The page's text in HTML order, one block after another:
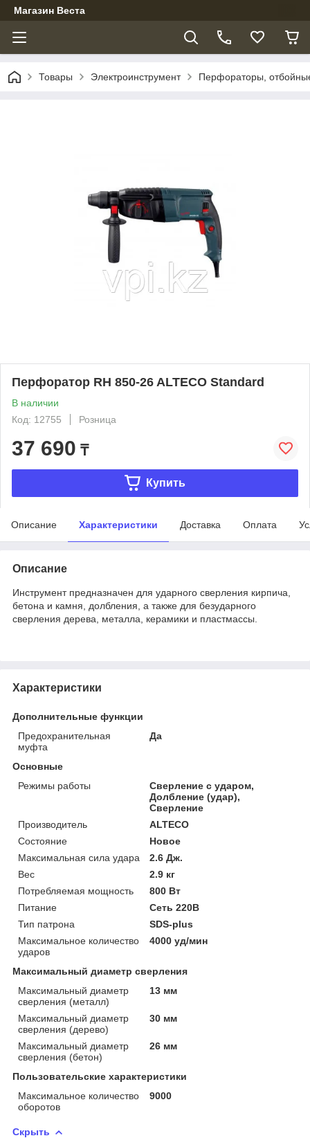
Магазин Веста
Товары Электроинструмент Перфораторы,
Перфоратор RH 850-26 ALTECO Standard
В наличии
Код: 12755
Розница
37 690 ₸
Купить
Описание Характеристики Доставка Оплата
Описание
Инструмент предназначен для ударного сверления кирпича,
бетона и камня, долбления, а также для безударного
сверления дерева, металла, керамики и пластмассы.
Характеристики
Дополнительные функции
Предохранительная
муфта
Да
Основные
Режимы работы
Сверление с ударом,
Долбление (удар),
Сверление
Производитель
ALTECO
Состояние
Новое
Максимальная сила удара
2.6 Дж.
Вес
2.9 кг
Потребляемая мощность
800 Вт
Питание
Сеть 220В
Тип патрона
SDS-plus
Максимальное количество
ударов
4000 уд/мин
Максимальный диаметр сверления
Максимальный диаметр
сверления (металл)
13 мм
Максимальный диаметр
сверления (дерево)
30 мм
Максимальный диаметр
сверления (бетон)
26 мм
Пользовательские характеристики
Максимальное количество
оборотов
9000
Скрыть